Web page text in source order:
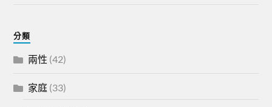
分類
兩性 (42)
家庭 (33)